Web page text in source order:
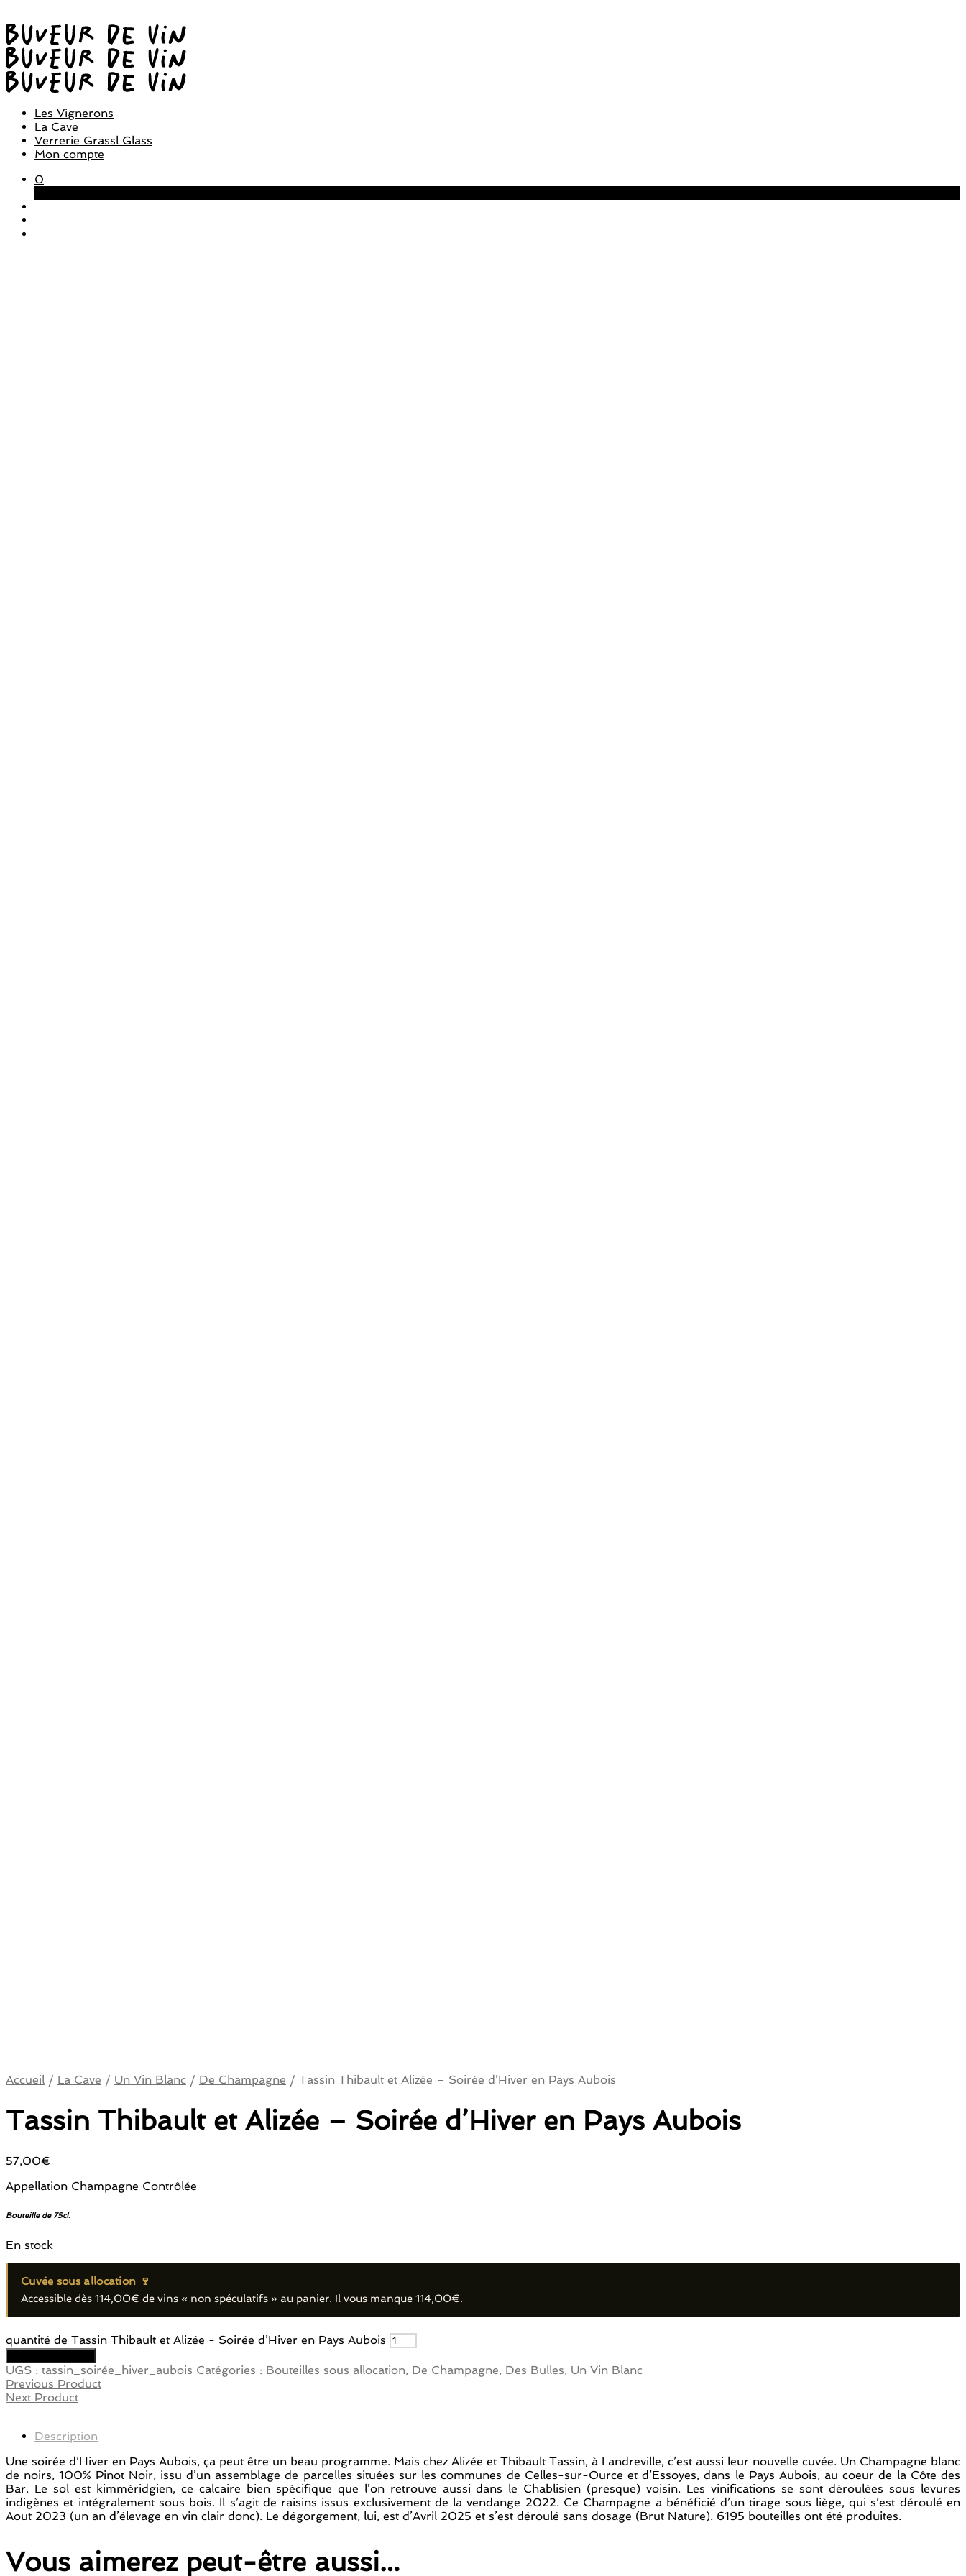
Les Vignerons
La Cave
Verrerie Grassl Glass
Mon compte
0
Accueil / La Cave / Un Vin Blanc / De Champagne / Tassin Thibault et Alizée – Soirée d’Hiver en Pays Aubois
Tassin Thibault et Alizée – Soirée d’Hiver en Pays Aubois
57,00€
Appellation Champagne Contrôlée
Bouteille de 75cl.
En stock
Cuvée sous allocation 🍷
Accessible dès 114,00€ de vins « non spéculatifs » au panier. Il vous manque 114,00€.
quantité de Tassin Thibault et Alizée - Soirée d’Hiver en Pays Aubois
UGS : tassin_soirée_hiver_aubois Catégories : Bouteilles sous allocation, De Champagne, Des Bulles, Un Vin Blanc
Previous Product
Next Product
Description
Une soirée d’Hiver en Pays Aubois, ça peut être un beau programme. Mais chez Alizée et Thibault Tassin, à Landreville, c’est aussi leur nouvelle cuvée. Un Champagne blanc
de noirs, 100% Pinot Noir, issu d’un assemblage de parcelles situées sur les communes de Celles-sur-Ource et d’Essoyes, dans le Pays Aubois, au coeur de la Côte des
Bar. Le sol est kimméridgien, ce calcaire bien spécifique que l’on retrouve aussi dans le Chablisien (presque) voisin. Les vinifications se sont déroulées sous levures
indigènes et intégralement sous bois. Il s’agit de raisins issus exclusivement de la vendange 2022. Ce Champagne a bénéficié d’un tirage sous liège, qui s’est déroulé en
Aout 2023 (un an d’élevage en vin clair donc). Le dégorgement, lui, est d’Avril 2025 et s’est déroulé sans dosage (Brut Nature). 6195 bouteilles ont été produites.
Vous aimerez peut-être aussi…